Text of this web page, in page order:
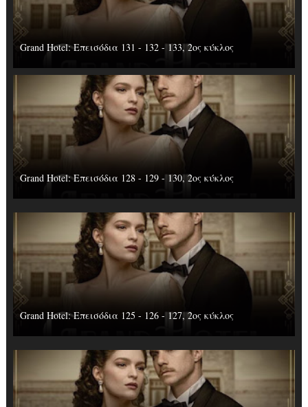
Grand Hotel: Επεισόδια 131 - 132 - 133, 2ος κύκλος
Grand Hotel: Επεισόδια 128 - 129 - 130, 2ος κύκλος
Grand Hotel: Επεισόδια 125 - 126 - 127, 2ος κύκλος